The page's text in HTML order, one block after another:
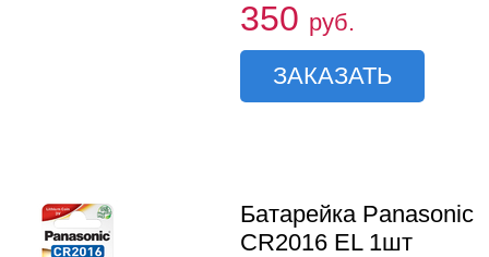
350 руб.
ЗАКАЗАТЬ
Батарейка Panasonic
CR2016 EL 1шт